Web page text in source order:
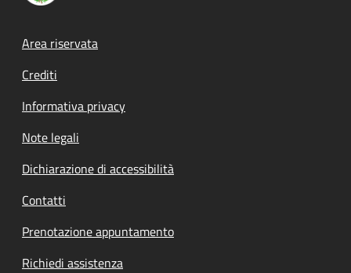
Footer menu
Area riservata
Crediti
Informativa privacy
Note legali
Dichiarazione di accessibilità
Contatti
Prenotazione appuntamento
Richiedi assistenza